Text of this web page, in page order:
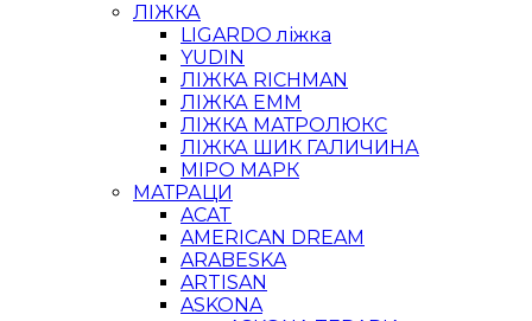
ЛІЖКА
LIGARDO ліжка
YUDIN
ЛІЖКА RICHMAN
ЛІЖКА ЕММ
ЛІЖКА МАТРОЛЮКС
ЛІЖКА ШИК ГАЛИЧИНА
МІРО МАРК
МАТРАЦИ
ACAT
AMERICAN DREAM
ARABESKA
ARTISAN
ASKONA